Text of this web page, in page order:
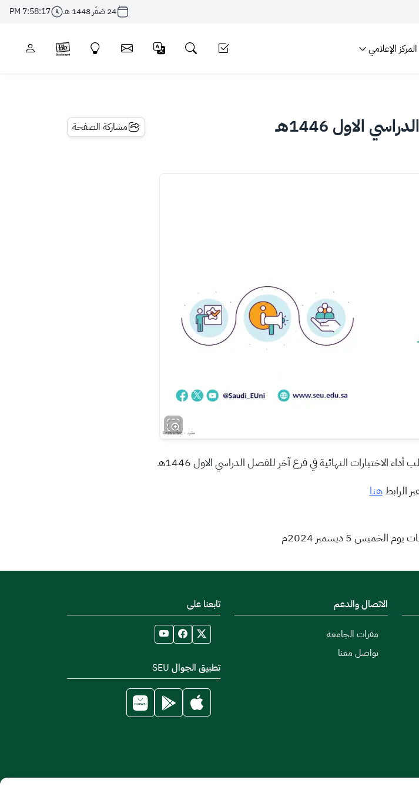
24 صَفَر 1448 هـ 7:58:17 PM
المركز الإعلامي
الاول 1446هـ مشاركة الصفحة
النهائية في فرع آخر للفصل الدراسي الاول 1446هـ
الرابطهنا
5 ديسمبر 2024م
الاتصال والدعم
مقرات الجامعة
تواصل معنا
تابعنا على
تطبيق الجوال SEU